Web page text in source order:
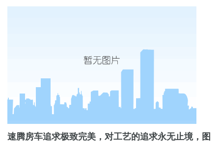
速腾房车追求极致完美，对工艺的追求永无止境，图